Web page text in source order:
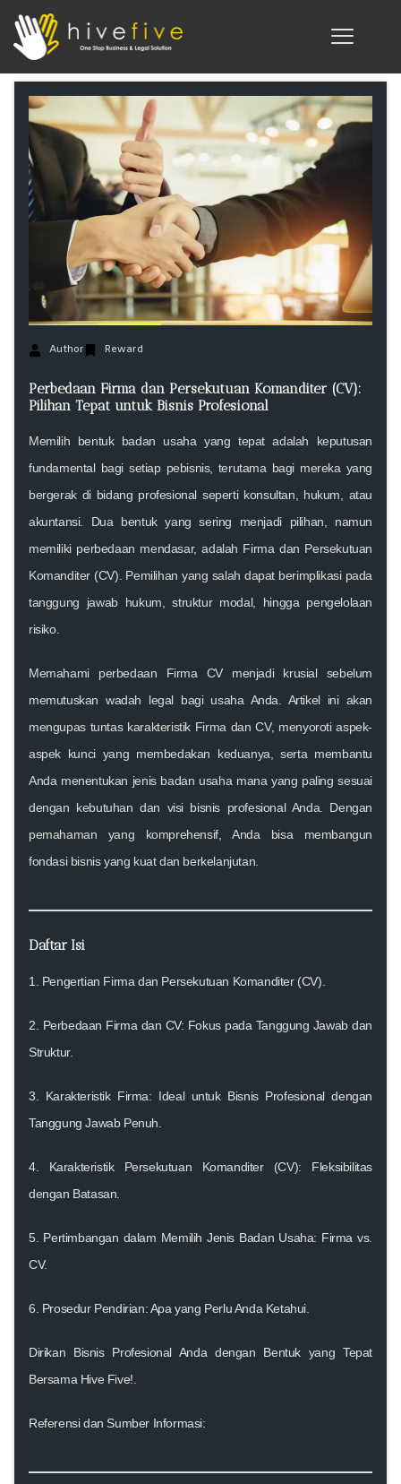
Author Reward
Perbedaan Firma dan Persekutuan Komanditer (CV):
Pilihan Tepat untuk Bisnis Profesional
Memilih bentuk badan usaha yang tepat adalah keputusan
fundamental bagi setiap pebisnis, terutama bagi mereka yang
bergerak di bidang profesional seperti konsultan, hukum, atau
akuntansi. Dua bentuk yang sering menjadi pilihan, namun
memiliki perbedaan mendasar, adalah Firma dan Persekutuan
Komanditer (CV) . Pemilihan yang salah dapat berimplikasi pada
tanggung jawab hukum, struktur modal, hingga pengelolaan
risiko.
Memahami perbedaan Firma CVmenjadi krusial sebelum
memutuskan wadah legal bagi usaha Anda. Artikel ini akan
mengupas tuntas karakteristik Firma dan CV, menyoroti aspek-
aspek kunci yang membedakan keduanya, serta membantu
Anda menentukan jenis badan usaha mana yang paling sesuai
dengan kebutuhan dan visi bisnis profesional Anda. Dengan
pemahaman yang komprehensif, Anda bisa membangun
fondasi bisnis yang kuat dan berkelanjutan.
Daftar Isi
1. Pengertian Firma dan Persekutuan Komanditer (CV)
2. Perbedaan Firma dan CV: Fokus pada Tanggung Jawab dan
Struktur.
3. Karakteristik Firma: Ideal untuk Bisnis Profesional dengan
Tanggung Jawab Penuh
4. Karakteristik Persekutuan Komanditer (CV): Fleksibilitas
dengan Batasan
5. Pertimbangan dalam Memilih Jenis Badan Usaha: Firma vs.
CV.
6. Prosedur Pendirian: Apa yang Perlu Anda Ketahui
Dirikan Bisnis Profesional Anda dengan Bentuk yang Tepat
Bersama Hive Five!
Referensi dan Sumber Informasi: